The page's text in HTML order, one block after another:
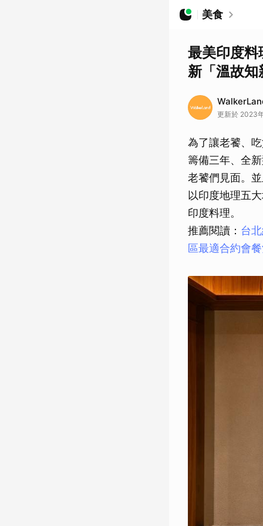
美食
最美印度料
新「溫故
更新於 2023
為了讓老饕、
籌備三年、全
老饕們見面。
以印度地理五
印度料理。
推薦閱讀： 台
區最適合約會